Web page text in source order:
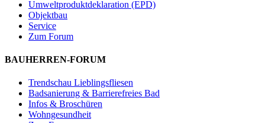
Umweltproduktdeklaration (EPD)
Objektbau
Service
Zum Forum
BAUHERREN-FORUM
Trendschau Lieblingsfliesen
Badsanierung & Barrierefreies Bad
Infos & Broschüren
Wohngesundheit